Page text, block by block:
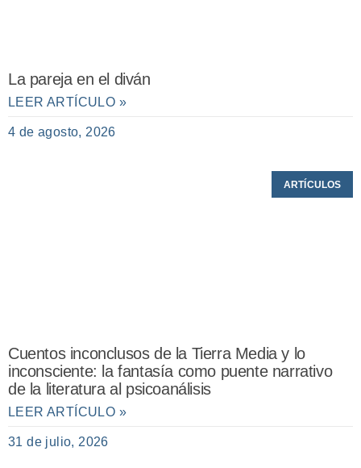
La pareja en el diván
LEER ARTÍCULO »
4 de agosto, 2026
ARTÍCULOS
Cuentos inconclusos de la Tierra Media y lo
inconsciente: la fantasía como puente narrativo
de la literatura al psicoanálisis
LEER ARTÍCULO »
31 de julio, 2026